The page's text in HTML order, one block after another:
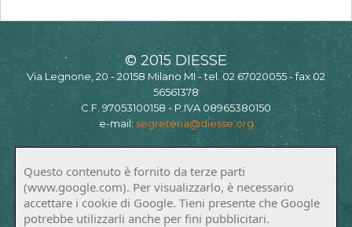
© 2015 DIESSE
Via Legnone, 20 - 20158 Milano MI - tel. 02 67020055 - fax 02
56561378
C.F. 97053100158 - P.IVA 08965380150
e-mail: segreteria@diesse.org
Questo contenuto è fornito da terze parti
(www.google.com). Per visualizzarlo, è necessario
accettare i cookie di Google. Tieni presente che Google
potrebbe utilizzarli anche per fini pubblicitari.